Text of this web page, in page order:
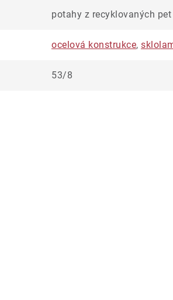
potahy z recyklovaných
ocelová konstrukce,
53/8